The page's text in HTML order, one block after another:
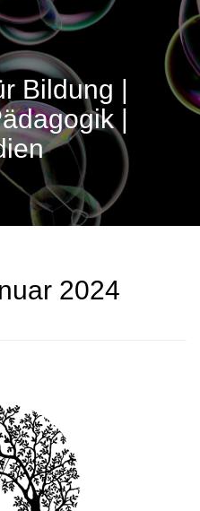
Bildung |
|
2024